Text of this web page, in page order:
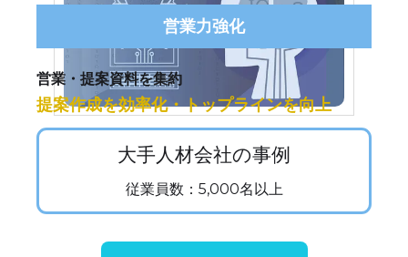
営業力強化
営業・提案資料を集約
提案作成を効率化・トップラインを向上
大手人材会社の事例
従業員数：5,000名以上